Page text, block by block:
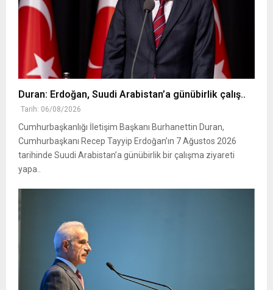
Duran: Erdoğan, Suudi Arabistan’a günübirlik çalış..
Tarih: 06/08/2026
Cumhurbaşkanlığı İletişim Başkanı Burhanettin Duran,
Cumhurbaşkanı Recep Tayyip Erdoğan’ın 7 Ağustos 2026
tarihinde Suudi Arabistan’a günübirlik bir çalışma ziyareti
yapa..